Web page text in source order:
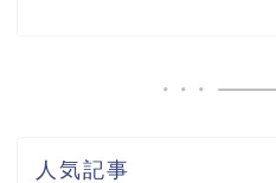
人気記事